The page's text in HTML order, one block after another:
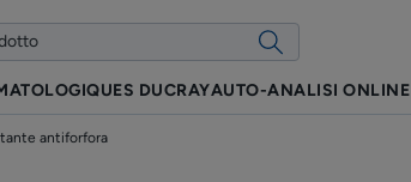
DUCRAYAUTO-ANALISI ONLINE
antiforfora